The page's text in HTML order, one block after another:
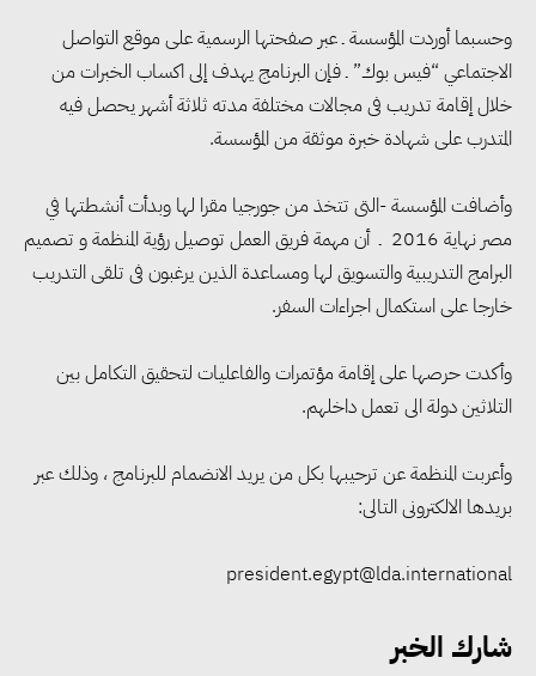
وحسبما أوردت المؤسسة ـ عبر صفحتها الرسمية على موقع التواصل
الاجتماعي “فيس بوك” ـ فإن البرنامج يهدف إلى اكساب الخبرات من
خلال إقامة تدريب فى مجالات مختلفة مدته ثلاثة أشهر يحصل فيه
المتدرب على شهادة خبرة موثقة من المؤسسة.
وأضافت المؤسسة -التى تتخذ من جورجيا مقرا لها وبدأت أنشطتها في
مصر نهاية 2016 ـ أن مهمة فريق العمل توصيل رؤية المنظمة و تصميم
البرامج التدريبية والتسويق لها ومساعدة الذين يرغبون فى تلقى التدريب
خارجا على استكمال اجراءات السفر.
وأكدت حرصها على إقامة مؤتمرات والفاعليات لتحقيق التكامل بين
التلاثين دولة الى تعمل داخلهم.
وأعربت المنظمة عن ترحيبها بكل من يريد الانضمام للبرنامج ، وذلك عبر
بريدها الالكترونى التالى:
president.egypt@lda.international
شارك الخبر
مجلس الوزراء: تراجع معدل
الربع الثاني من 2026